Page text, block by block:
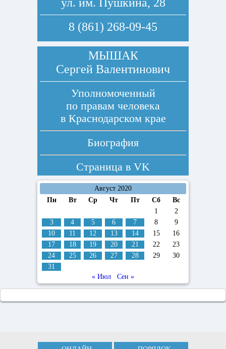
8 (861) 268-09-45
МЫШАК
Сергей Валентинович
Уполномоченный
по правам человека
в Краснодарском крае
Биография
Страница в VK
Август 2020
Пн
Вт Ср Чт Пт Сб
Вс
1
2
3
4 5 6 7 8
9
10
11 12 13 14 15
16
17
18 19 20 21 22
23
24
25 26 27 28 29
30
31
« Июл
Сен »